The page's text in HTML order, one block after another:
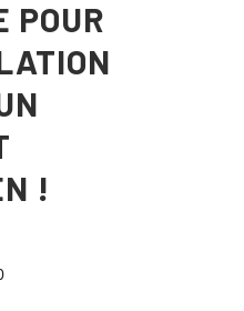
POUR
!